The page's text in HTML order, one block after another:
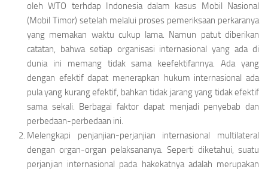
oleh WTO terhdap Indonesia dalam kasus Mobil Nasional
(Mobil Timor) setelah melalui proses pemeriksaan perkaranya
yang memakan waktu cukup lama. Namun patut diberikan
catatan, bahwa setiap organisasi inter­nasional yang ada di
dunia ini memang tidak sama keefektifannya. Ada yang
dengan efektif dapat menerapkan hukum internasional ada
pula yang kurang efektif, bahkan tidak jarang yang tidak efektif
sama sekali. Berbagai faktor dapat menjadi penyebab dan
perbedaan-perbedaan ini.
Melengkapi penjanjian-perjanjian internasional multi­lateral
dengan organ-organ pelaksananya. Seperti diketahui, suatu
perjanjian internasional pada hakekatnya adalah merupakan